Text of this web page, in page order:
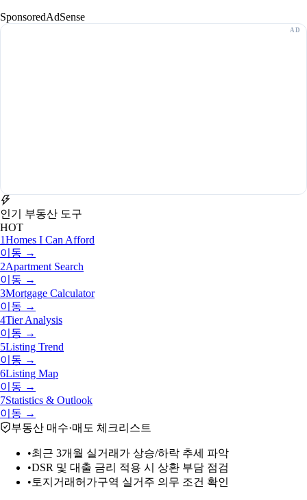
SponsoredAdSense
인기 부동산 도구
HOT
1Homes I Can Afford
이동 →
2Apartment Search
이동 →
3Mortgage Calculator
이동 →
4Tier Analysis
이동 →
5Listing Trend
이동 →
6Listing Map
이동 →
7Statistics & Outlook
이동 →
부동산 매수·매도 체크리스트
•최근 3개월 실거래가 상승/하락 추세 파악
•DSR 및 대출 금리 적용 시 상환 부담 점검
• 토지거래허가구역 실거주 의무 조건 확인